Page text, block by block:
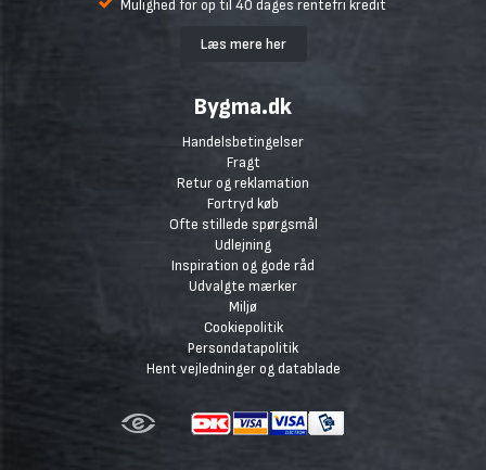
Mulighed for op til 40 dages rentefri kredit
Læs mere her
Bygma.dk
Handelsbetingelser
Fragt
Retur og reklamation
Fortryd køb
Ofte stillede spørgsmål
Udlejning
Inspiration og gode råd
Udvalgte mærker
Miljø
Cookiepolitik
Persondatapolitik
Hent vejledninger og datablade